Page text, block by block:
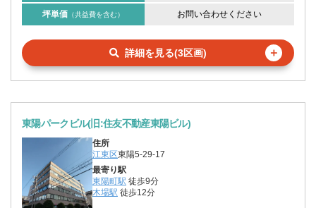
坪単価 （共益費を含む） お問い合わせください
詳細を見る(3区画) ＋
東陽パークビル(旧:住友不動産東陽ビル)
住所
江東区東陽5-29-17
最寄り駅
東陽町駅 徒歩9分
木場駅 徒歩12分